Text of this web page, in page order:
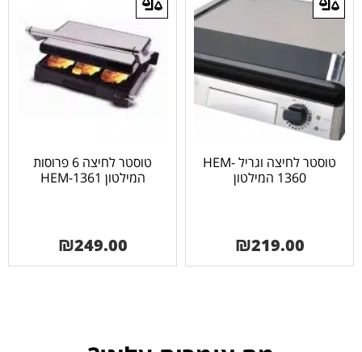
טוסטר לחיצה וגריל HEM-
1360 המילטון
₪219.00
טוסטר לחיצה 6 פרוסות
המילטון HEM-1361
₪249.00